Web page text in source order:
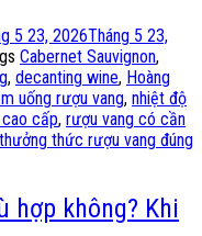
5 23, 2026Tháng 5 23,
Cabernet Sauvignon,
, decanting wine, Hoàng
uống rượu vang, nhiệt độ
cấp, rượu vang có cần
thưởng thức rượu vang đúng
hợp không? Khi